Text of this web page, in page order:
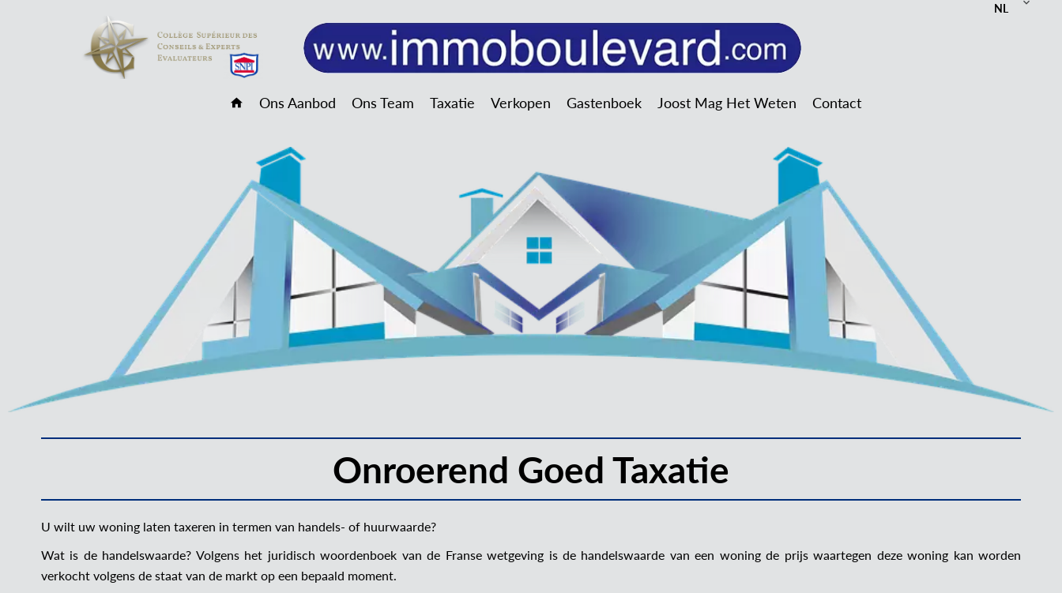
NL
Ons Aanbod Ons Team Taxatie Verkopen Gastenboek Joost Mag Het Weten Contact
Onroerend Goed Taxatie
U wilt uw woning laten taxeren in termen van handels- of huurwaarde?
Wat is de handelswaarde? Volgens het juridisch woordenboek van de Franse wetgeving is de handelswaarde van een woning de prijs waartegen deze woning kan worden
verkocht volgens de staat van de markt op een bepaald moment.